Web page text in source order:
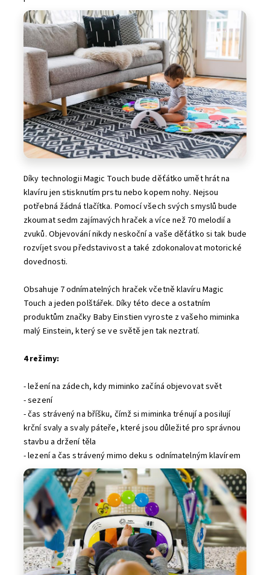
Díky technologii Magic Touch bude děťátko umět hrát na
klavíru jen stisknutím prstu nebo kopem nohy. Nejsou
potřebná žádná tlačítka. Pomocí všech svých smyslů bude
zkoumat sedm zajímavých hraček a více než 70 melodií a
zvuků. Objevování nikdy neskoční a vaše děťátko si tak bude
rozvíjet svou představivost a také zdokonalovat motorické
dovednosti.
Obsahuje 7 odnímatelných hraček včetně klavíru Magic
Touch a jeden polštářek. Díky této dece a ostatním
produktům značky Baby Einstien vyroste z vašeho miminka
malý Einstein, který se ve světě jen tak neztratí.
4 režimy:
- ležení na zádech, kdy miminko začíná objevovat svět
- sezení
- čas strávený na bříšku, čímž si miminka trénují a posilují
krční svaly a svaly páteře, které jsou důležité pro správnou
stavbu a držení těla
- lezení a čas strávený mimo deku s odnímatelným klavírem